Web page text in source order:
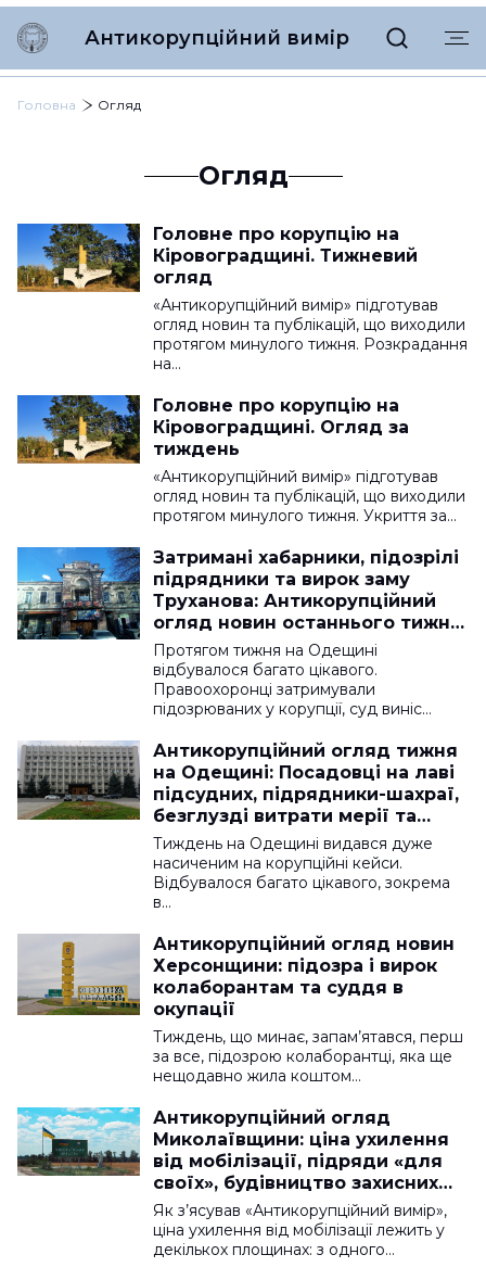
Антикорупційний вимір
Головна Огляд
Огляд
Головне про корупцію на
Кіровоградщині. Тижневий
огляд
«Антикорупційний вимір» підготував
огляд новин та публікацій, що виходили
протягом минулого тижня. Розкрадання
на…
Головне про корупцію на
Кіровоградщині. Огляд за
тиждень
«Антикорупційний вимір» підготував
огляд новин та публікацій, що виходили
протягом минулого тижня. Укриття за…
Затримані хабарники, підозрілі
підрядники та вирок заму
Труханова: Антикорупційний
огляд новин останнього тижня
березня на Одещині
Протягом тижня на Одещині
відбувалося багато цікавого.
Правоохоронці затримували
підозрюваних у корупції, суд виніс…
Антикорупційний огляд тижня
на Одещині: Посадовці на лаві
підсудних, підрядники-шахраї,
безглузді витрати мерії та
гучні судові справи
Тиждень на Одещині видався дуже
насиченим на корупційні кейси.
Відбувалося багато цікавого, зокрема
в…
Антикорупційний огляд новин
Херсонщини: підозра і вирок
колаборантам та суддя в
окупації
Тиждень, що минає, запам’ятався, перш
за все, підозрою колаборантці, яка ще
нещодавно жила коштом…
Антикорупційний огляд
Миколаївщини: ціна ухилення
від мобілізації, підряди «для
своїх», будівництво захисних
споруд на 677 мільйонів
Як з’ясував «Антикорупційний вимір»,
ціна ухилення від мобілізації лежить у
декількох площинах: з одного…